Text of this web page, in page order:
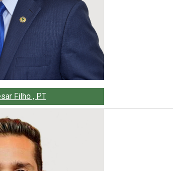
Filho , PT